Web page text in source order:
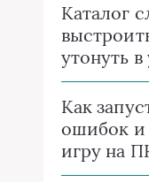
Каталог
утонуть
Как
ошибок и
игру на